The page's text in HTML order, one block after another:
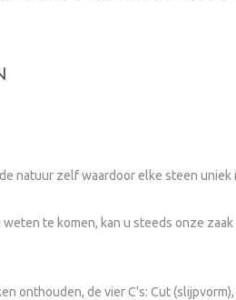
natuur zelf waardoor elke steen uniek
te komen, kan u steeds onze
onthouden, de vier C's: Cut